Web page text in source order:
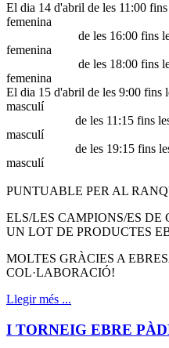
El dia 14 d'abril de les 11:00
femenina
de les 16:00 fins les
femenina
de les 18:00 fins les
femenina
El dia 15 d'abril de les 9:00 fins
masculí
de les 11:15 fins les
masculí
de les 19:15 fins les
masculí
PUNTUABLE PER AL
ELS/LES CAMPIONS/ES
UN LOT DE PRODUCTES
MOLTES GRÀCIES A
COL·LABORACIÓ!
Llegir més ...
I TORNEIG EBRE